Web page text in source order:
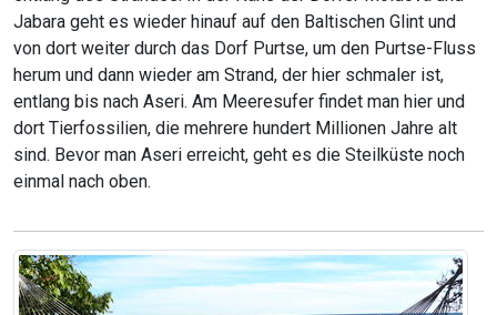
Jabara geht es wieder hinauf auf den Baltischen Glint und
von dort weiter durch das Dorf Purtse, um den Purtse-Fluss
herum und dann wieder am Strand, der hier schmaler ist,
entlang bis nach Aseri. Am Meeresufer findet man hier und
dort Tierfossilien, die mehrere hundert Millionen Jahre alt
sind. Bevor man Aseri erreicht, geht es die Steilküste noch
einmal nach oben.